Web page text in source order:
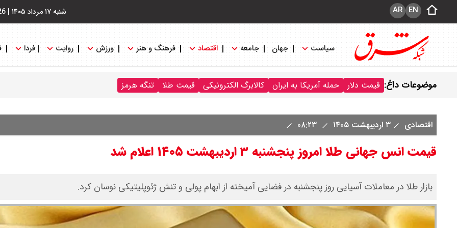
شنبه ۱۷ مرداد ۱۴۰۵ | EN
AR
سیاست جهان جامعه اقتصاد فرهنگ و هنر ورزش روایت فردا
موضوعات داغ: قیمت دلار حمله آمریکا به ایران کالابرگ الکترونیکی قیمت طلا تنگه هرمز
اقتصادی ۳ اردیبهشت ۱۴۰۵
قیمت انس جهانی طلا امروز پنجشنبه ۳ اردیبهشت ۱۴۰۵ اعلام شد
بازار طلا در معاملات آسیایی روز پنجشنبه در فضایی آمیخته از ابهام پولی و تنش ژئوپلیتیکی نوسان کرد.